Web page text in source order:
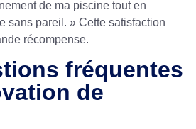
de ma piscine tout en
sans pareil. » Cette satisfaction
récompense.
fréquentes
de